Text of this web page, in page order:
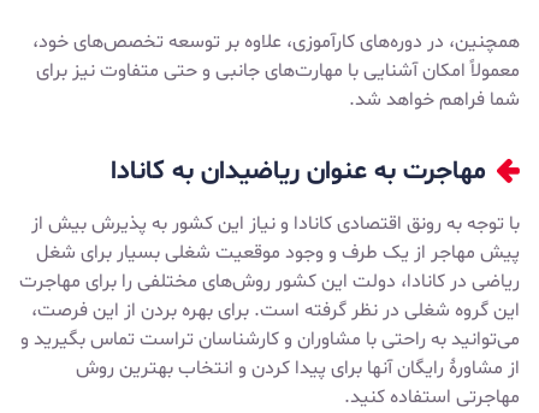
همچنین، در دوره‌های کارآموزی، علاوه بر توسعه تخصص‌های خود،
معمولاً امکان آشنایی با مهارت‌های جانبی و حتی متفاوت نیز برای
شما فراهم خواهد شد.
مهاجرت به عنوان ریاضیدان به کانادا
با توجه به رونق اقتصادی کانادا و نیاز این کشور به پذیرش بیش از
پیش مهاجر از یک طرف و وجود موقعیت شغلی بسیار برای شغل
ریاضی در کانادا، دولت این کشور روش‌های مختلفی را برای مهاجرت
این گروه شغلی در نظر گرفته است. برای بهره بردن از این فرصت،
می‌توانید به راحتی با مشاوران و کارشناسان تراست تماس بگیرید و
از مشاورۀ رایگان آنها برای پیدا کردن و انتخاب بهترین روش
مهاجرتی استفاده کنید.